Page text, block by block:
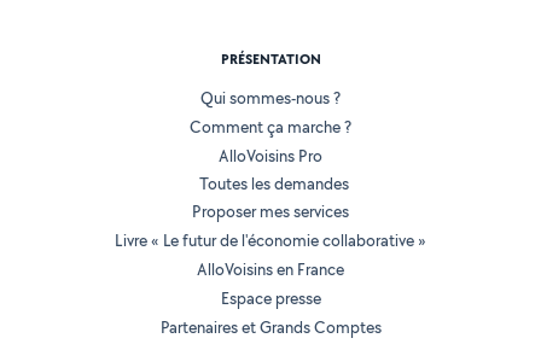
PRÉSENTATION
Qui sommes-nous ?
Comment ça marche ?
AlloVoisins Pro
Toutes les demandes
Proposer mes services
Livre « Le futur de l'économie collaborative »
AlloVoisins en France
Espace presse
Partenaires et Grands Comptes